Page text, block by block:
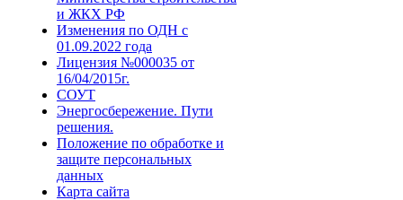
и ЖКХ РФ
Изменения по ОДН с
01.09.2022 года
Лицензия №000035 от
16/04/2015г.
СОУТ
Энергосбережение. Пути
решения.
Положение по обработке и
защите персональных
данных
Карта сайта